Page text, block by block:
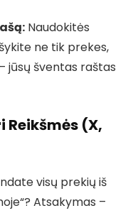
Naudokitės
ne tik prekes,
jūsų šventas raštas
Reikšmės (X,
visų prekių iš
Atsakymas –